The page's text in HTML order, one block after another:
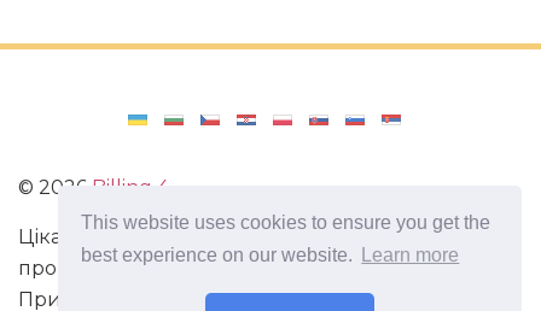
This website uses cookies to ensure you get the
best experience on our website.
Learn more
© 2026 Billing 4
Цікаві та захоплюючі факти з усього світу. Статті
про виживання в непередбачених ситуаціях.
Пригоди, маршрути і спосіб життя сучасного